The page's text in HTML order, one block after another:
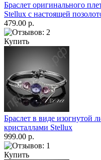
Браслет оригинального
Stellux с настоящей
479.00 р.
Купить
Браслет в виде изогнутой
кристаллами Stellux
999.00 р.
Купить